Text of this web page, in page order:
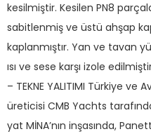
kesilmiştir. Kesilen PN8
sabitlenmiş ve üstü ahşap
kaplanmıştır. Yan ve tavan
ısı ve sese karşı izole
– TEKNE YALITIMI Türkiye ve
üreticisi CMB Yachts
yat MİNA’nın inşasında,